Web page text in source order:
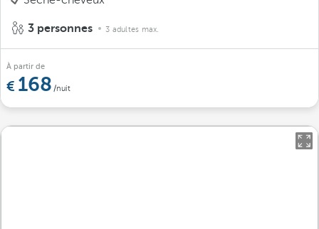
3 personnes 3 adultes max.
À partir de
168 /nuit